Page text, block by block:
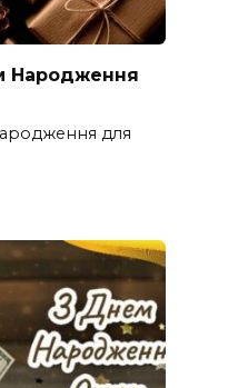
Народження
для